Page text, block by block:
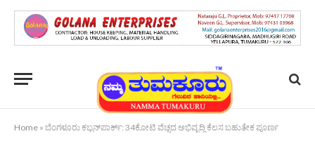
Home » ಬೆಂಗಳೂರು ಕಬ್ಬನ್‌ಪಾರ್ಕ್: 34ಕೋಟಿ ವೆಚ್ಚದ ಅಭಿವೃದ್ಧಿ ಕೆಲಸ ಬಹುತೇಕ ಪೂರ್ಣ